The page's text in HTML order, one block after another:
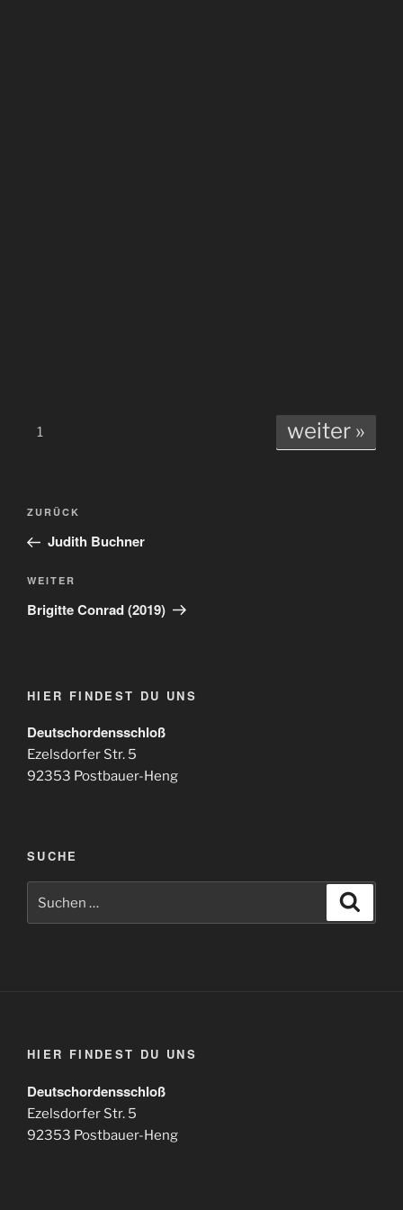
1 weiter »
Beitragsnavigation
Vorheriger
Beitrag
ZURÜCK
Judith Buchner
Nächster
Beitrag
WEITER
Brigitte Conrad (2019)
HIER FINDEST DU UNS
Deutschordensschloß
Ezelsdorfer Str. 5
92353 Postbauer-Heng
SUCHE
nach:
HIER FINDEST DU UNS
Deutschordensschloß
Ezelsdorfer Str. 5
92353 Postbauer-Heng